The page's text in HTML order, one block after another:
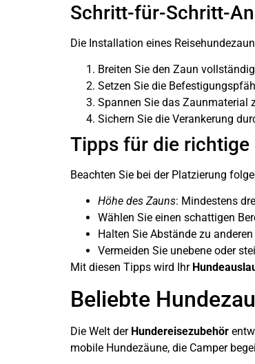
Schritt-für-Schritt-
Die Installation eines
Breiten Sie den Zaun
Setzen Sie die
Spannen Sie das Zaunmaterial
Sichern Sie die Verankerung
Tipps für die richtige
Beachten Sie bei der Platzierung
Höhe des Zauns: Mindestens
Wählen Sie einen schattigen
Halten Sie Abstände zu
Vermeiden Sie unebene oder
Mit diesen Tipps wird Ihr
Beliebte
Die Welt der Hundereisezubehör
mobile Hundezäune, die Camper